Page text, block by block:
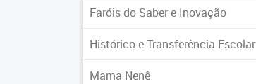
Faróis do Saber e Inovação
Histórico e Transferência Escolar
Mama Nenê